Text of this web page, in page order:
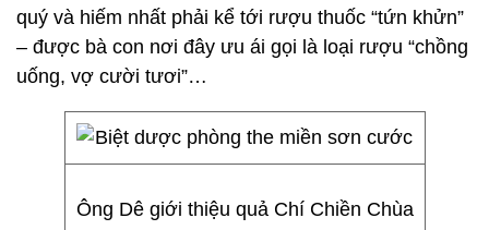
quý và hiếm nhất phải kể tới rượu thuốc “tứn khửn”
– được bà con nơi đây ưu ái gọi là loại rượu “chồng
uống, vợ cười tươi”…
Ông Dê giới thiệu quả Chí Chiền Chùa